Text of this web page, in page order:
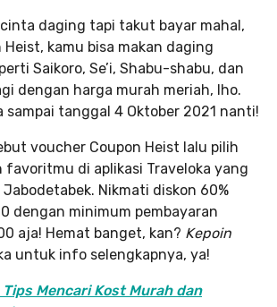
daging tapi takut bayar mahal,
Heist, kamu bisa makan daging
Saikoro, Se’i, Shabu-shabu, dan
dengan harga murah meriah, lho.
sampai tanggal 4 Oktober 2021 nanti!
voucher Coupon Heist lalu pilih
di aplikasi Traveloka yang
Nikmati diskon 60%
dengan minimum pembayaran
aja! Hemat banget, kan? Kepoin
untuk info selengkapnya, ya!
Tips Mencari Kost Murah dan